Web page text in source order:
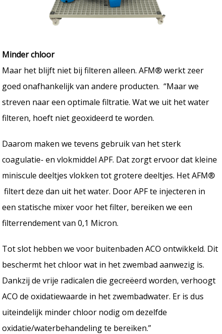
Minder chloor
Maar het blijft niet bij filteren alleen. AFM® werkt zeer
goed onafhankelijk van andere producten. “Maar we
streven naar een optimale filtratie. Wat we uit het water
filteren, hoeft niet geoxideerd te worden.
Daarom maken we tevens gebruik van het sterk
coagulatie- en vlokmiddel APF. Dat zorgt ervoor dat kleine
miniscule deeltjes vlokken tot grotere deeltjes. Het AFM®
filtert deze dan uit het water. Door APF te injecteren in
een statische mixer voor het filter, bereiken we een
filterrendement van 0,1 Micron.
Tot slot hebben we voor buitenbaden ACO ontwikkeld. Dit
beschermt het chloor wat in het zwembad aanwezig is.
Dankzij de vrije radicalen die gecreëerd worden, verhoogt
ACO de oxidatiewaarde in het zwembadwater. Er is dus
uiteindelijk minder chloor nodig om dezelfde
oxidatie/waterbehandeling te bereiken.”